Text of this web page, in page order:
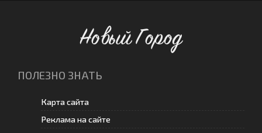
Новый Город
ПОЛЕЗНО ЗНАТЬ
Карта сайта
Реклама на сайте